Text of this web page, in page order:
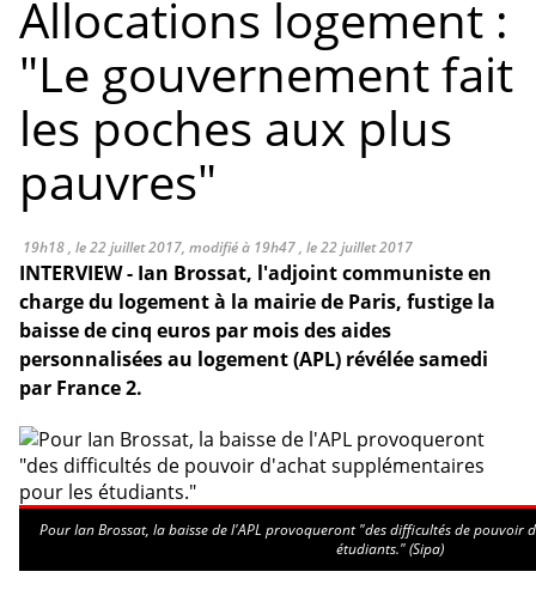
Allocations logement :
"Le gouvernement fait
les poches aux plus
pauvres"
19h18 , le 22 juillet 2017, modifié à 19h47 , le 22 juillet 2017
INTERVIEW - Ian Brossat, l'adjoint communiste en
charge du logement à la mairie de Paris, fustige la
baisse de cinq euros par mois des aides
personnalisées au logement (APL) révélée samedi
par France 2.
Pour Ian Brossat, la baisse de l'APL provoqueront "des difficultés de pouvoir
étudiants." (Sipa)